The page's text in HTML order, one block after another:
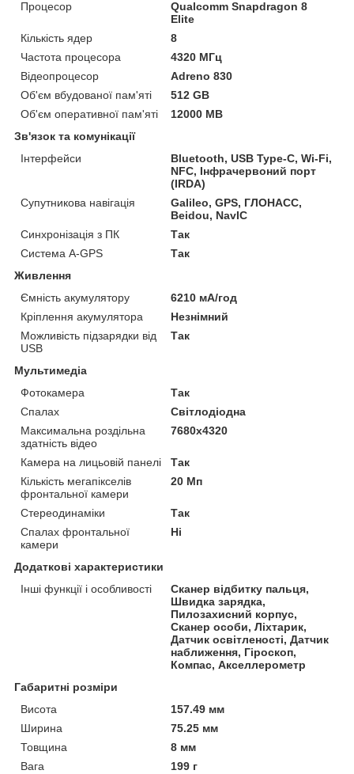
Процесор
Qualcomm Snapdragon 8
Elite
Кількість ядер
8
Частота процесора
4320 МГц
Відеопроцесор
Adreno 830
Об'єм вбудованої пам'яті
512 GB
Об'єм оперативної пам'яті
12000 MB
Зв'язок та комунікації
Інтерфейси
Bluetooth, USB Type-C, Wi-Fi,
NFC, Інфрачервоний порт
(IRDA)
Супутникова навігація
Galileo, GPS, ГЛОНАСС,
Beidou, NavIC
Синхронізація з ПК
Так
Система A-GPS
Так
Живлення
Ємність акумулятору
6210 мА/год
Кріплення акумулятора
Незнімний
Можливість підзарядки від
USB
Так
Мультимедіа
Фотокамера
Так
Спалах
Світлодіодна
Максимальна роздільна
здатність відео
7680x4320
Камера на лицьовій панелі
Так
Кількість мегапікселів
фронтальної камери
20 Мп
Стереодинаміки
Так
Спалах фронтальної
камери
Ні
Додаткові характеристики
Інші функції і особливості
Сканер відбитку пальця,
Швидка зарядка,
Пилозахисний корпус,
Сканер особи, Ліхтарик,
Датчик освітленості, Датчик
наближення, Гіроскоп,
Компас, Акселлерометр
Габаритні розміри
Висота
157.49 мм
Ширина
75.25 мм
Товщина
8 мм
Вага
199 г